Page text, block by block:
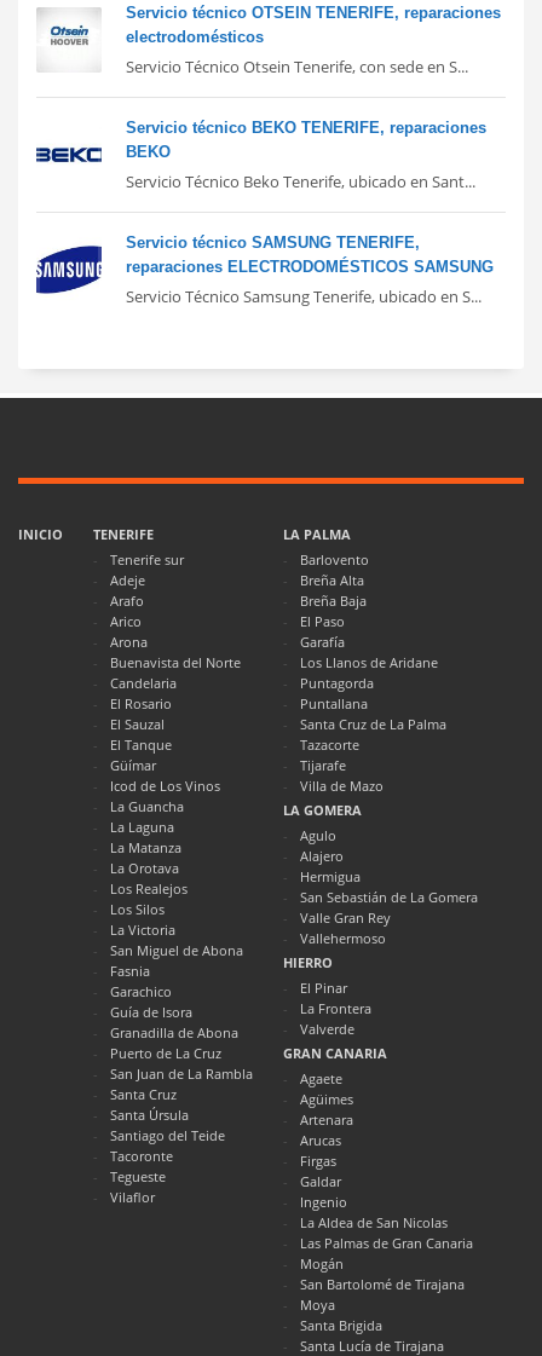
Servicio técnico OTSEIN TENERIFE, reparaciones
electrodomésticos
Servicio Técnico Otsein Tenerife, con sede en S...
Servicio técnico BEKO TENERIFE, reparaciones
BEKO
Servicio Técnico Beko Tenerife, ubicado en Sant...
Servicio técnico SAMSUNG TENERIFE,
reparaciones ELECTRODOMÉSTICOS SAMSUNG
Servicio Técnico Samsung Tenerife, ubicado en S...
INICIO
TENERIFE
Tenerife sur
Adeje
Arafo
Arico
Arona
Buenavista del Norte
Candelaria
El Rosario
El Sauzal
El Tanque
Güímar
Icod de Los Vinos
La Guancha
La Laguna
La Matanza
La Orotava
Los Realejos
Los Silos
La Victoria
San Miguel de Abona
Fasnia
Garachico
Guía de Isora
Granadilla de Abona
Puerto de La Cruz
San Juan de La Rambla
Santa Cruz
Santa Úrsula
Santiago del Teide
Tacoronte
Tegueste
Vilaflor
LA PALMA
Barlovento
Breña Alta
Breña Baja
El Paso
Garafía
Los Llanos de Aridane
Puntagorda
Puntallana
Santa Cruz de La Palma
Tazacorte
Tijarafe
Villa de Mazo
LA GOMERA
Agulo
Alajero
Hermigua
San Sebastián de La Gomera
Valle Gran Rey
Vallehermoso
HIERRO
El Pinar
La Frontera
Valverde
GRAN CANARIA
Agaete
Agüimes
Artenara
Arucas
Firgas
Galdar
Ingenio
La Aldea de San Nicolas
Las Palmas de Gran Canaria
Mogán
San Bartolomé de Tirajana
Moya
Santa Brigida
Santa Lucía de Tirajana